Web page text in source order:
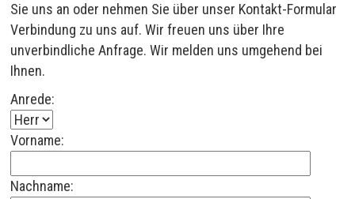
Sie uns an oder nehmen Sie über unser Kontakt-Formular
Verbindung zu uns auf. Wir freuen uns über Ihre
unverbindliche Anfrage. Wir melden uns umgehend bei
Ihnen.
Anrede:
Vorname:
Nachname: